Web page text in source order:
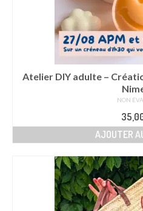
Atelier DIY adulte –
NON
AJOUTER